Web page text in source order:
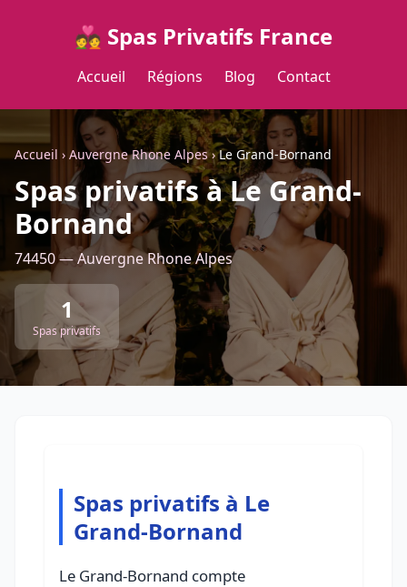
💑 Spas Privatifs France
Accueil Régions Blog Contact
Accueil › Auvergne Rhone Alpes›Le Grand-Bornand
Spas privatifs à Le Grand-
Bornand
74450 — Auvergne Rhone Alpes
1
Spas privatifs
Spas privatifs à Le
Grand-Bornand
Le Grand-Bornand compte